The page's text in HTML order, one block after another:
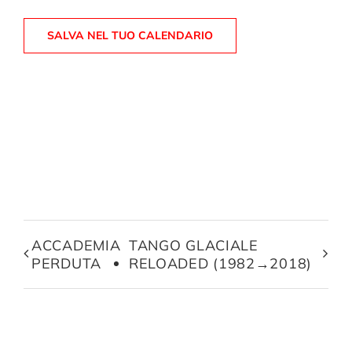
SALVA NEL TUO CALENDARIO
ACCADEMIA
PERDUTA
TANGO GLACIALE
RELOADED (1982→2018)